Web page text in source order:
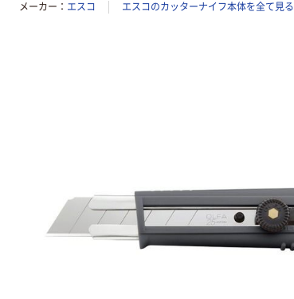
メーカー エスコ エスコのカッターナイフ本体を全て見る